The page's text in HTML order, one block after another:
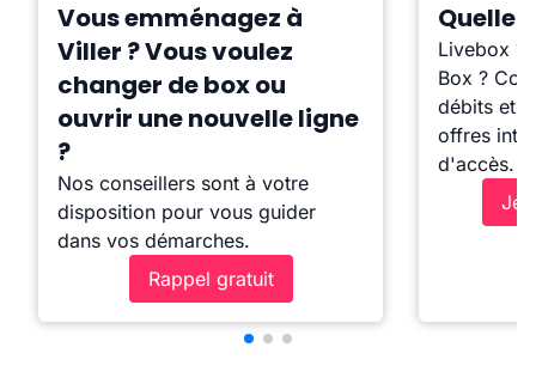
Vous emménagez à
Viller ? Vous voulez
changer de box ou
ouvrir une nouvelle ligne
?
Nos conseillers sont à votre
disposition pour vous guider
dans vos démarches.
Rappel gratuit
Quelle
Livebox ?
Box ?
débits et
offres
d'accès.
Je